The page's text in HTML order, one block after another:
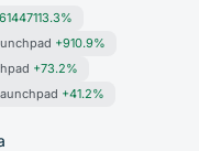
+910.9%
+73.2%
+41.2%